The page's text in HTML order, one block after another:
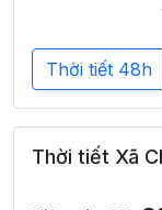
Thời tiết 48h
Thời tiết Xã